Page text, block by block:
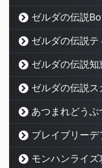
ゼルダの伝説
ゼルダの伝説
ゼルダの伝説
ゼルダの伝説
あつまれどうぶ
ブレイブリー
モンハンライズ